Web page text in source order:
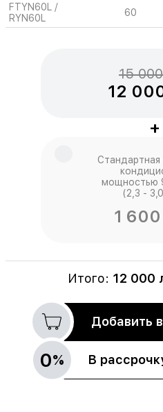
FTYN60L /
RYN60L
60
15
12
+
Стандартная
мощностью
(2,3 -
1
Итого: 12 000
Добавить
0% В